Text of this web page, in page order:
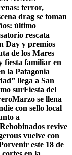
terror,
drag se toman
último
rescata
Day y premios
de los Mares
fiesta familiar en
la Patagonia
llega a San
surFiesta del
Marzo se llena
con sello local
a
Rebobinados revive
vuelve con
este 18 de